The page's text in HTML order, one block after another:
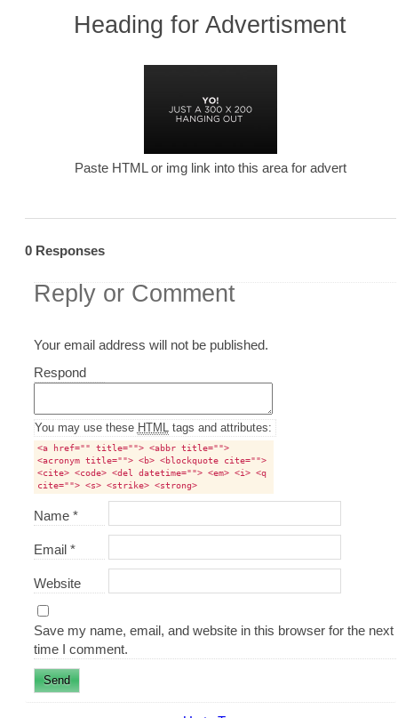
Heading for Advertisment
Paste HTML or img link into this area for advert
0 Responses
Reply or Comment
Your email address will not be published.
RespondComment
You may use these HTML tags and attributes:
<a href="" title=""> <abbr title="">
<acronym title=""> <b> <blockquote cite="">
<cite> <code> <del datetime=""> <em> <i> <q
cite=""> <s> <strike> <strong>
Name *
Email *
Website
Save my name, email, and website in this browser for the next
time I comment.